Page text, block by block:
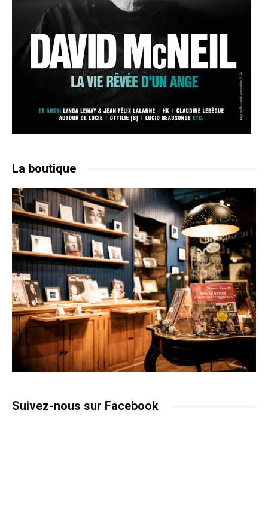
La boutique
Suivez-nous sur Facebook